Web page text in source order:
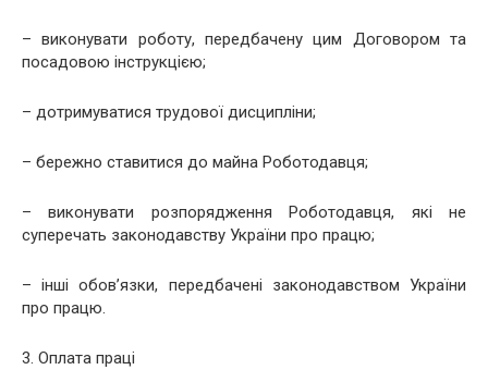
– виконувати роботу, передбачену цим Договором та
посадовою інструкцією;
– дотримуватися трудової дисципліни;
– бережно ставитися до майна Роботодавця;
– виконувати розпорядження Роботодавця, які не
суперечать законодавству України про працю;
– інші обов’язки, передбачені законодавством України
про працю.
3. Оплата праці